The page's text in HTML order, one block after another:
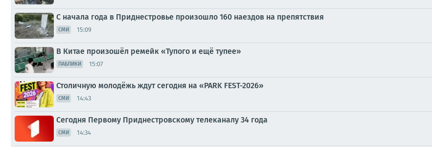
С начала года в Приднестровье произошло 160 наездов на препятствия
СМИ 15:09
В Китае произошёл ремейк «Тупого и ещё тупее»
ПАБЛИКИ 15:07
Столичную молодёжь ждут сегодня на «PARK FEST-2026»
СМИ 14:43
Сегодня Первому Приднестровскому телеканалу 34 года
СМИ 14:34